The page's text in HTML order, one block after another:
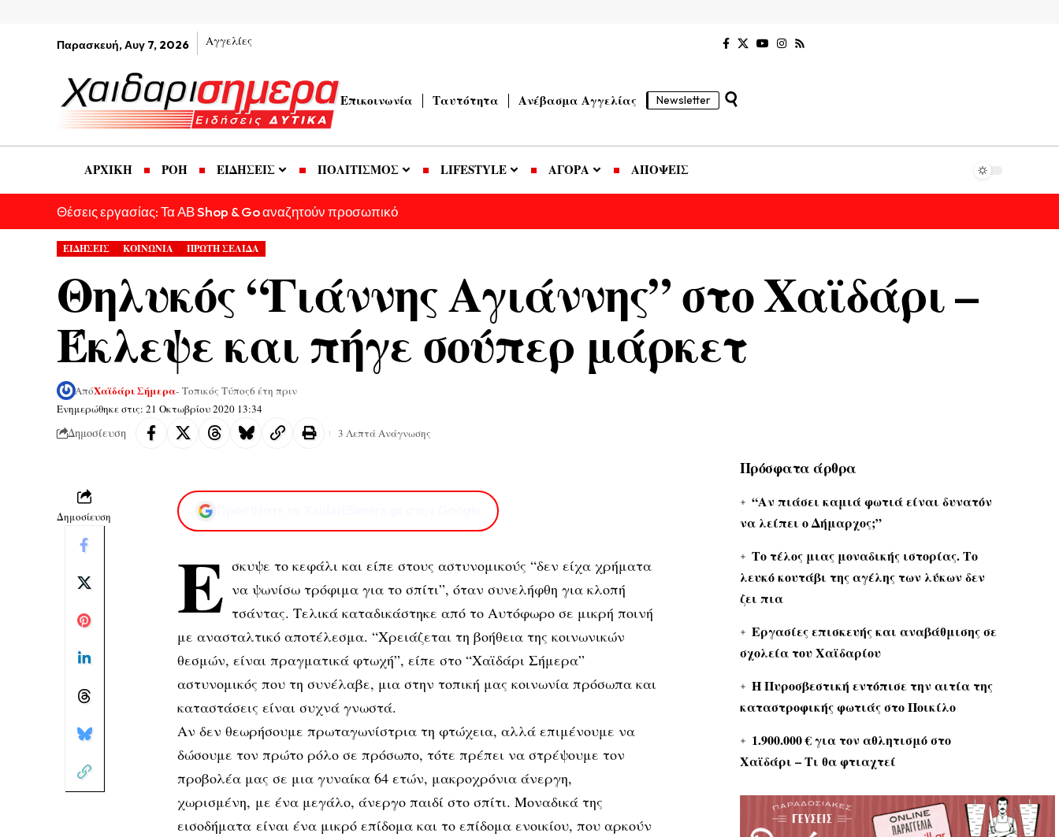
Παρασκευή, Αυγ 7, 2026 Αγγελίες
Επικοινωνία Ταυτότητα Ανέβασμα Αγγελίας Newsletter
ΑΡΧΙΚΗ ΡΟΗ ΕΙΔΗΣΕΙΣ ΠΟΛΙΤΙΣΜΟΣ LIFESTYLE ΑΓΟΡΑ ΑΠΟΨΕΙΣ
Θέσεις εργασίας: Τα ΑΒ Shop & Go αναζητούν προσωπικό
ΕΙΔΗΣΕΙΣ ΚΟΙΝΩΝΙΑ ΠΡΩΤΗ ΣΕΛΙΔΑ
Θηλυκός “Γιάννης Αγιάννης” στο Χαϊδάρι –
Έκλεψε και πήγε σούπερ μάρκετ
Ενημερώθηκε στις: 21 Οκτωβρίου 2020 13:34
ΑπόΧαϊδάρι Σήμερα- Τοπικός Τύπος6 έτη πριν
Δημοσίευση 3 Λεπτά Ανάγνωσης
Δημοσίευση
Έ σκυψε το κεφάλι και είπε στους αστυνομικούς “δεν είχα χρήματα
να ψωνίσω τρόφιμα για το σπίτι”, όταν συνελήφθη για κλοπή
τσάντας. Τελικά καταδικάστηκε από το Αυτόφωρο σε μικρή ποινή
με ανασταλτικό αποτέλεσμα. “Χρειάζεται τη βοήθεια της κοινωνικών
θεσμών, είναι πραγματικά φτωχή”, είπε στο “Χαϊδάρι Σήμερα”
αστυνομικός που τη συνέλαβε, μια στην τοπική μας κοινωνία πρόσωπα και
καταστάσεις είναι συχνά γνωστά.
Αν δεν θεωρήσουμε πρωταγωνίστρια τη φτώχεια, αλλά επιμένουμε να
δώσουμε τον πρώτο ρόλο σε πρόσωπο, τότε πρέπει να στρέψουμε τον
προβολέα μας σε μια γυναίκα 64 ετών, μακροχρόνια άνεργη,
χωρισμένη, με ένα μεγάλο, άνεργο παιδί στο σπίτι. Μοναδικά της
εισοδήματα είναι ένα μικρό επίδομα και το επίδομα ενοικίου, που αρκούν
Πρόσφατα άρθρα
“Αν πιάσει καμιά φωτιά είναι δυνατόν
να λείπει ο Δήμαρχος;”
Το τέλος μιας μοναδικής ιστορίας. Το
λευκό κουτάβι της αγέλης των λύκων δεν
ζει πια
Εργασίες επισκευής και αναβάθμισης σε
σχολεία του Χαϊδαρίου
Η Πυροσβεστική εντόπισε την αιτία της
καταστροφικής φωτιάς στο Ποικίλο
1.900.000 € για τον αθλητισμό στο
Χαϊδάρι – Τι θα φτιαχτεί